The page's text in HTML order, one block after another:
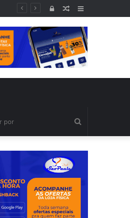
Lateral
Artigo
aleatório
Entrar
por